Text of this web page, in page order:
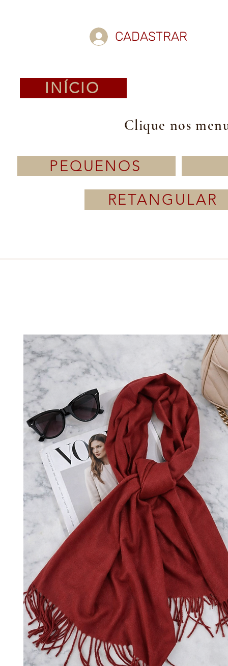
CADASTRAR
INÍCIO
Clique nos
PEQUENOS
RETANGULAR